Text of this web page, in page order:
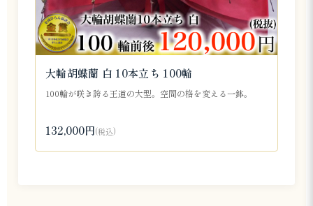
大輪胡蝶蘭 白 10本立ち 100輪
100輪が咲き誇る王道の大型。空間の格を変える一鉢。
132,000円(税込)